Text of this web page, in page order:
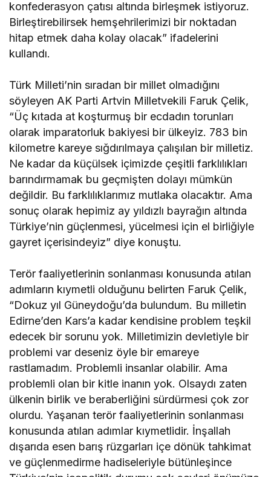
konfederasyon çatısı altında birleşmek istiyoruz.
Birleştirebilirsek hemşehrilerimizi bir noktadan
hitap etmek daha kolay olacak” ifadelerini
kullandı.
Türk Milleti’nin sıradan bir millet olmadığını
söyleyen AK Parti Artvin Milletvekili Faruk Çelik,
“Üç kıtada at koşturmuş bir ecdadın torunları
olarak imparatorluk bakiyesi bir ülkeyiz. 783 bin
kilometre kareye sığdırılmaya çalışılan bir milletiz.
Ne kadar da küçülsek içimizde çeşitli farklılıkları
barındırmamak bu geçmişten dolayı mümkün
değildir. Bu farklılıklarımız mutlaka olacaktır. Ama
sonuç olarak hepimiz ay yıldızlı bayrağın altında
Türkiye’nin güçlenmesi, yücelmesi için el birliğiyle
gayret içerisindeyiz” diye konuştu.
Terör faaliyetlerinin sonlanması konusunda atılan
adımların kıymetli olduğunu belirten Faruk Çelik,
“Dokuz yıl Güneydoğu’da bulundum. Bu milletin
Edirne’den Kars’a kadar kendisine problem teşkil
edecek bir sorunu yok. Milletimizin devletiyle bir
problemi var deseniz öyle bir emareye
rastlamadım. Problemli insanlar olabilir. Ama
problemli olan bir kitle inanın yok. Olsaydı zaten
ülkenin birlik ve beraberliğini sürdürmesi çok zor
olurdu. Yaşanan terör faaliyetlerinin sonlanması
konusunda atılan adımlar kıymetlidir. İnşallah
dışarıda esen barış rüzgarları içe dönük tahkimat
ve güçlenmedirme hadiseleriyle bütünleşince